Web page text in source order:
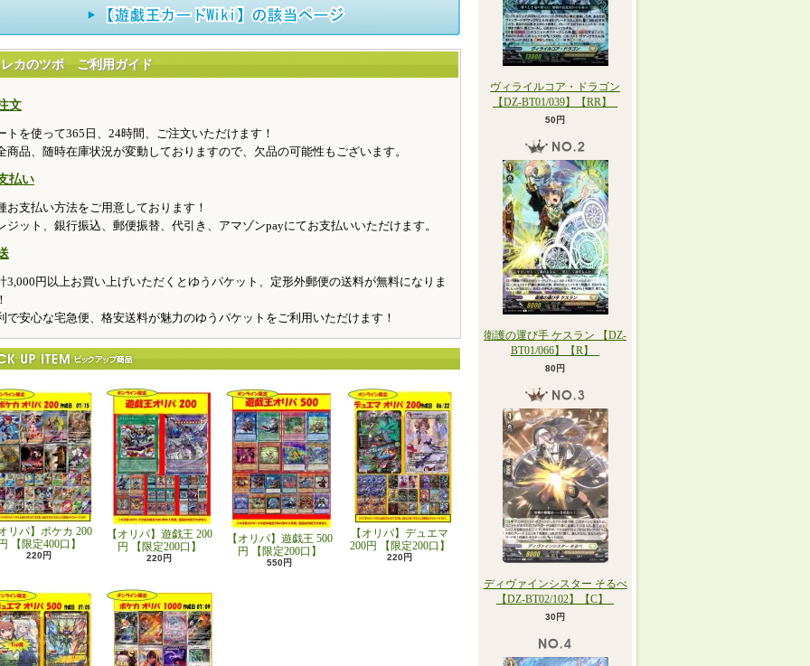
カのツボ ご利用ガイド
文
トを使って365日、24時間、ご注文いただけます！
品、随時在庫状況が変動しておりますので、欠品の可能性もございます。
払い
お支払い方法をご用意しております！
ジット、銀行振込、郵便振替、代引き、アマゾンpayにてお支払いいただけます。
3,000円以上お買い上げいただくとゆうパケット、定形外郵便の送料が無料になりま
で安心な宅急便、格安送料が魅力のゆうパケットをご利用いただけます！
リパ】ポケカ 200
【限定400口】
220円
【オリパ】遊戯王 200
円 【限定200口】
220円
【オリパ】遊戯王 500
円 【限定200口】
550円
【オリパ】デュエマ
200円 【限定200口】
220円
ヴィライルコア・ドラゴン
【DZ-BT01/039】【RR】_
50円
衛護の運び手 ケスラン 【DZ-
BT01/066】【R】_
80円
ディヴァインシスター そるべ
【DZ-BT02/102】【C】_
30円